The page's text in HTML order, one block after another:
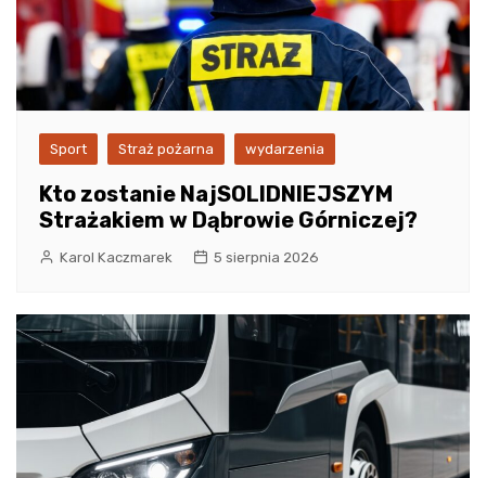
Sport Straż pożarna wydarzenia
Kto zostanie NajSOLIDNIEJSZYM
Strażakiem w Dąbrowie Górniczej?
Karol Kaczmarek 5 sierpnia 2026